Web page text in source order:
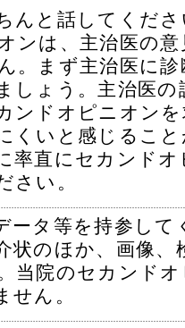
んと話してくだ
ンは、主治医の
。まず主治医に
しょう。主治医
ンドオピニオン
くいと感じるこ
率直にセカンド
さい。
ータ等を持参して
状のほか、画像、
当院のセカンド
せん。